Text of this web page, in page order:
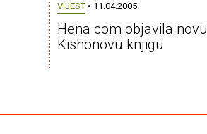
VIJEST• 11.04.2005.
Hena com objavila novu
Kishonovu knjigu